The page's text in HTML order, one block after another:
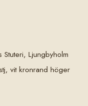
Ljungbyholm
vit kronrand höger